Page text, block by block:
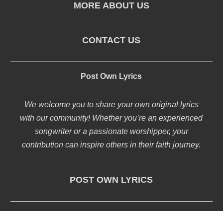
MORE ABOUT US
CONTACT US
Post Own Lyrics
We welcome you to share your own original lyrics
with our community! Whether you’re an experienced
songwriter or a passionate worshipper, your
contribution can inspire others in their faith journey.
POST OWN LYRICS